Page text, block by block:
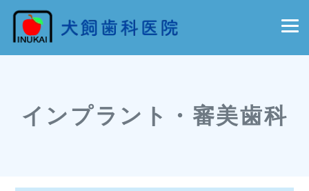
インプラント・審美歯科